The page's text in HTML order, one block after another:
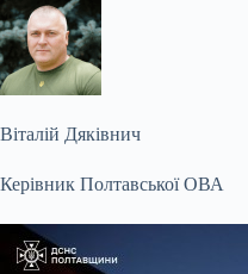
Віталій Дяківнич
Керівник Полтавської ОВА